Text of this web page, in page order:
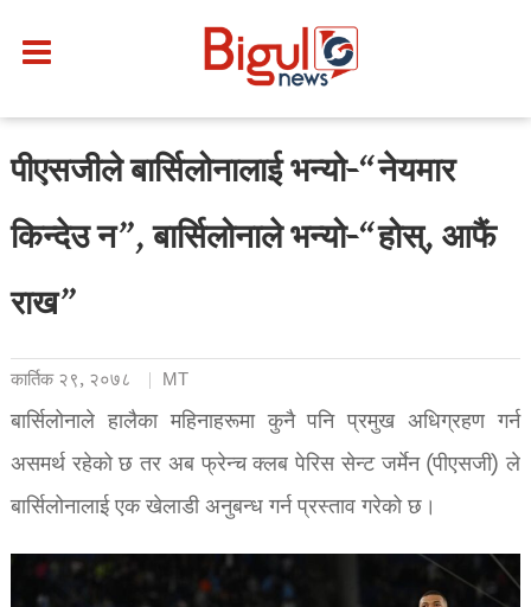
पीएसजीले बार्सिलोनालाई भन्यो-“नेयमार
किन्देउ न”, बार्सिलोनाले भन्यो-“होस्, आफैं
राख”
कार्तिक २९, २०७८ MT
बार्सिलोनाले हालैका महिनाहरूमा कुनै पनि प्रमुख अधिग्रहण गर्न
असमर्थ रहेको छ तर अब फ्रेन्च क्लब पेरिस सेन्ट जर्मेन (पीएसजी) ले
बार्सिलोनालाई एक खेलाडी अनुबन्ध गर्न प्रस्ताव गरेको छ।